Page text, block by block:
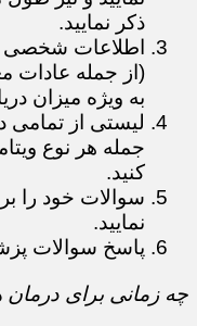
ذکر نمایید.
اطلاعات شخصی
(از جمله عادات
به ویژه میزان
لیستی از تمامی
جمله هر نوع
کنید.
سوالات خود را
نمایید.
پاسخ سوالات
چه زمانی برای درمان